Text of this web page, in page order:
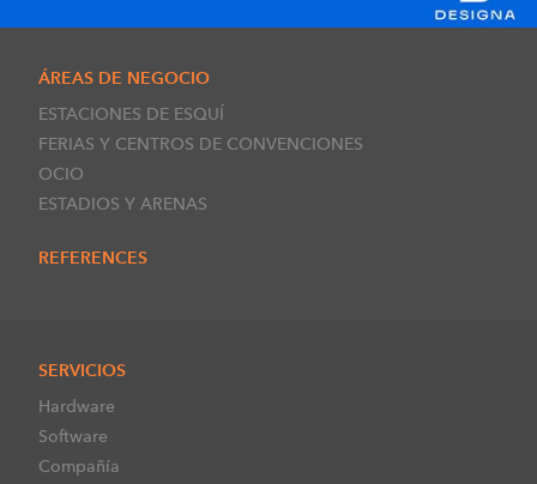
ÁREAS DE NEGOCIO
ESTACIONES DE ESQUÍ
FERIAS Y CENTROS DE CONVENCIONES
OCIO
ESTADIOS Y ARENAS
REFERENCES
SERVICIOS
Hardware
Software
Compañía